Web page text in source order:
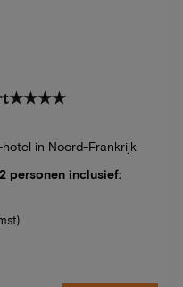
★★★★
in Noord-Frankrijk
personen inclusief: